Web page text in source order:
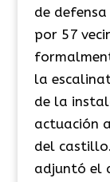
de
por 57
la
de la
actuación
del
adjuntó el